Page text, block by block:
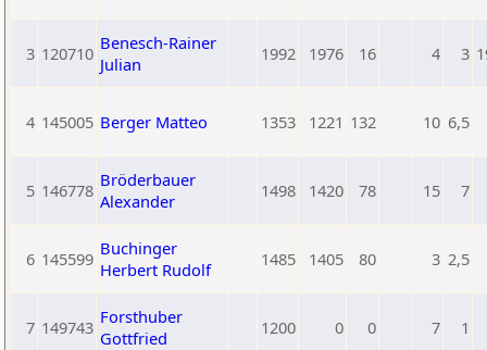
3 120710 Benesch-Rainer
Julian
1992 1976 16 4 3
4 145005 Berger Matteo 1353 1221 132 10 6,5
5 146778 Bröderbauer
Alexander
1498 1420 78 15 7
6 145599 Buchinger
Herbert Rudolf
1485 1405 80 3 2,5
7 149743 Forsthuber
Gottfried
1200 0 0 7 1